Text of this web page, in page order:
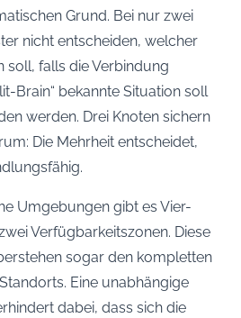
Grund. Bei nur zwei
nicht entscheiden, welcher
soll, falls die Verbindung
Brain“ bekannte Situation soll
werden. Drei Knoten sichern
Die Mehrheit entscheidet,
Umgebungen gibt es Vier-
Verfügbarkeitszonen. Diese
sogar den kompletten
Eine unabhängige
dabei, dass sich die